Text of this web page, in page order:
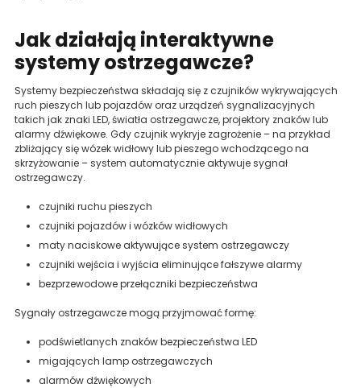
Jak działają interaktywne
systemy ostrzegawcze?
Systemy bezpieczeństwa składają się z czujników wykrywających
ruch pieszych lub pojazdów oraz urządzeń sygnalizacyjnych
takich jak znaki LED, światła ostrzegawcze, projektory znaków lub
alarmy dźwiękowe. Gdy czujnik wykryje zagrożenie – na przykład
zbliżający się wózek widłowy lub pieszego wchodzącego na
skrzyżowanie – system automatycznie aktywuje sygnał
ostrzegawczy.
czujniki ruchu pieszych
czujniki pojazdów i wózków widłowych
maty naciskowe aktywujące system ostrzegawczy
czujniki wejścia i wyjścia eliminujące fałszywe alarmy
bezprzewodowe przełączniki bezpieczeństwa
Sygnały ostrzegawcze mogą przyjmować formę:
podświetlanych znaków bezpieczeństwa LED
migających lamp ostrzegawczych
alarmów dźwiękowych